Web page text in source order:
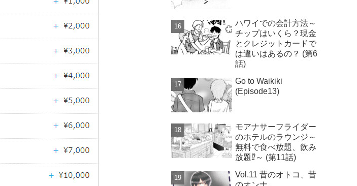
ハワイでの会計方法～
チップはいくら？現金
とクレジットカードで
は違いはあるの？ (第6
話)
Go to Waikiki
(Episode13)
モアナサーフライダー
のホテルのラウンジ～
無料で食べ放題、飲み
放題⁉～ (第11話)
Vol.11 昔のオトコ、昔